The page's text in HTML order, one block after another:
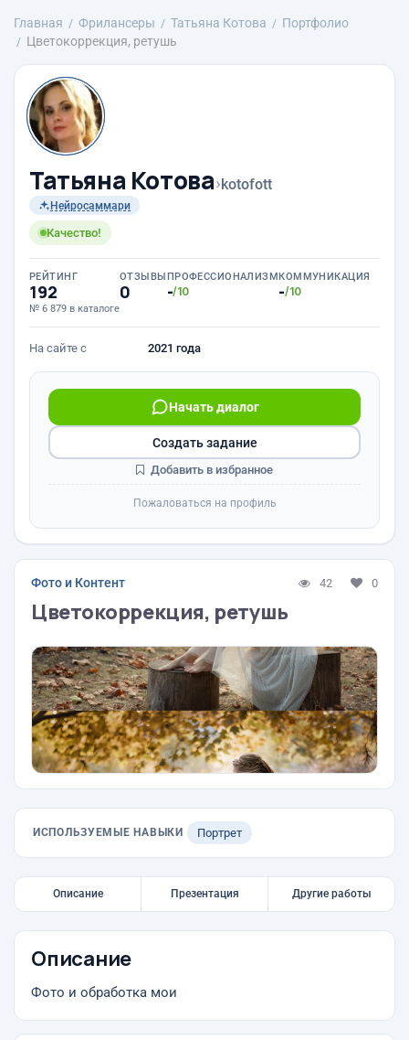
Главная Фрилансеры Татьяна Котова
Портфолио
Цветокоррекция, ретушь
Татьяна Котова›kotofott
Нейросаммари
Качество!
РЕЙТИНГ
192
№ 6 879 в каталоге
ОТЗЫВЫ
0
ПРОФЕССИОНАЛИЗМ
-/10
КОММУНИКАЦИЯ
-/10
На сайте с 2021 года
Начать диалог
Создать задание
Добавить в избранное
Пожаловаться на профиль
Фото и Контент 42 0
Цветокоррекция, ретушь
ИСПОЛЬЗУЕМЫЕ НАВЫКИ Портрет
Описание Презентация Другие работы
Описание
Фото и обработка мои